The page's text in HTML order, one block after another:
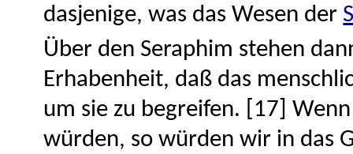
dasjenige, was das Wesen der
Über den Seraphim stehen
Erhabenheit, daß das
um sie zu begreifen. [17]
würden, so würden wir in das